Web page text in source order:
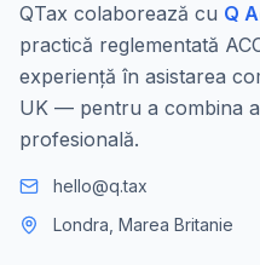
QTax colaborează cu Q
practică reglementată
experiență în asistarea
UK — pentru a combina
profesională.
hello@q.tax
Londra, Marea Britanie